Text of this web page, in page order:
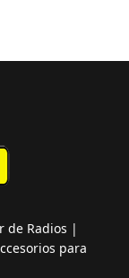
de Radios |
para